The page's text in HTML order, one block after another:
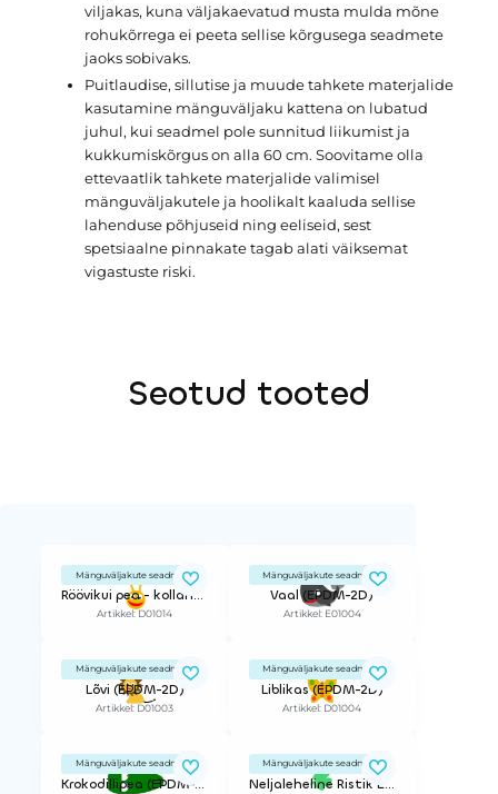
viljakas, kuna väljakaevatud musta mulda mõne
rohukõrrega ei peeta sellise kõrgusega seadmete
jaoks sobivaks.
Puitlaudise, sillutise ja muude tahkete materjalide
kasutamine mänguväljaku kattena on lubatud
juhul, kui seadmel pole sunnitud liikumist ja
kukkumiskõrgus on alla 60 cm. Soovitame olla
ettevaatlik tahkete materjalide valimisel
mänguväljakutele ja hoolikalt kaaluda sellise
lahenduse põhjuseid ning eeliseid, sest
spetsiaalne pinnakate tagab alati väiksemat
vigastuste riski.
Seotud tooted
Mänguväljakute seadmed
Röövikui pea - kollane (EPDM-2D)
Artikkel: D01014
Mänguväljakute seadmed
Vaal (EPDM-2D)
Artikkel: E01004
Mänguväljakute seadmed
Lõvi (EPDM-2D)
Artikkel: D01003
Mänguväljakute seadmed
Liblikas (EPDM-2D)
Artikkel: D01004
Mänguväljakute seadmed
Krokodillipea (EPDM-2D)
Mänguväljakute seadmed
Neljaleheline Ristik EPDM dekoratiivelement 2D